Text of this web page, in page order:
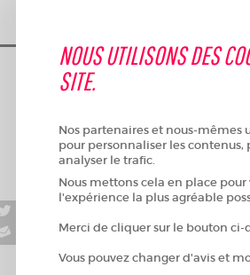
NOUS UTILISONS DES
SITE.
Nos partenaires et nous-mêmes
pour personnaliser les contenus,
analyser le trafic.
Nous mettons cela en place
l'expérience la plus agréable
Merci de cliquer sur le bouton ci-
Vous pouvez changer d'avis et